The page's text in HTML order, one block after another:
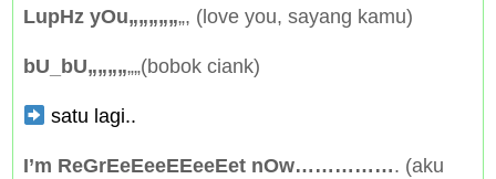
LupHz yOu„„„„„„, (love you, sayang kamu)
bU_bU„„„„„„(bobok ciank)
satu lagi..
I’m ReGrEeEeeEEeeEet nOw……………. (aku